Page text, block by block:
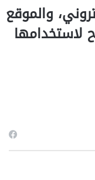
والموقع
لاستخدامها